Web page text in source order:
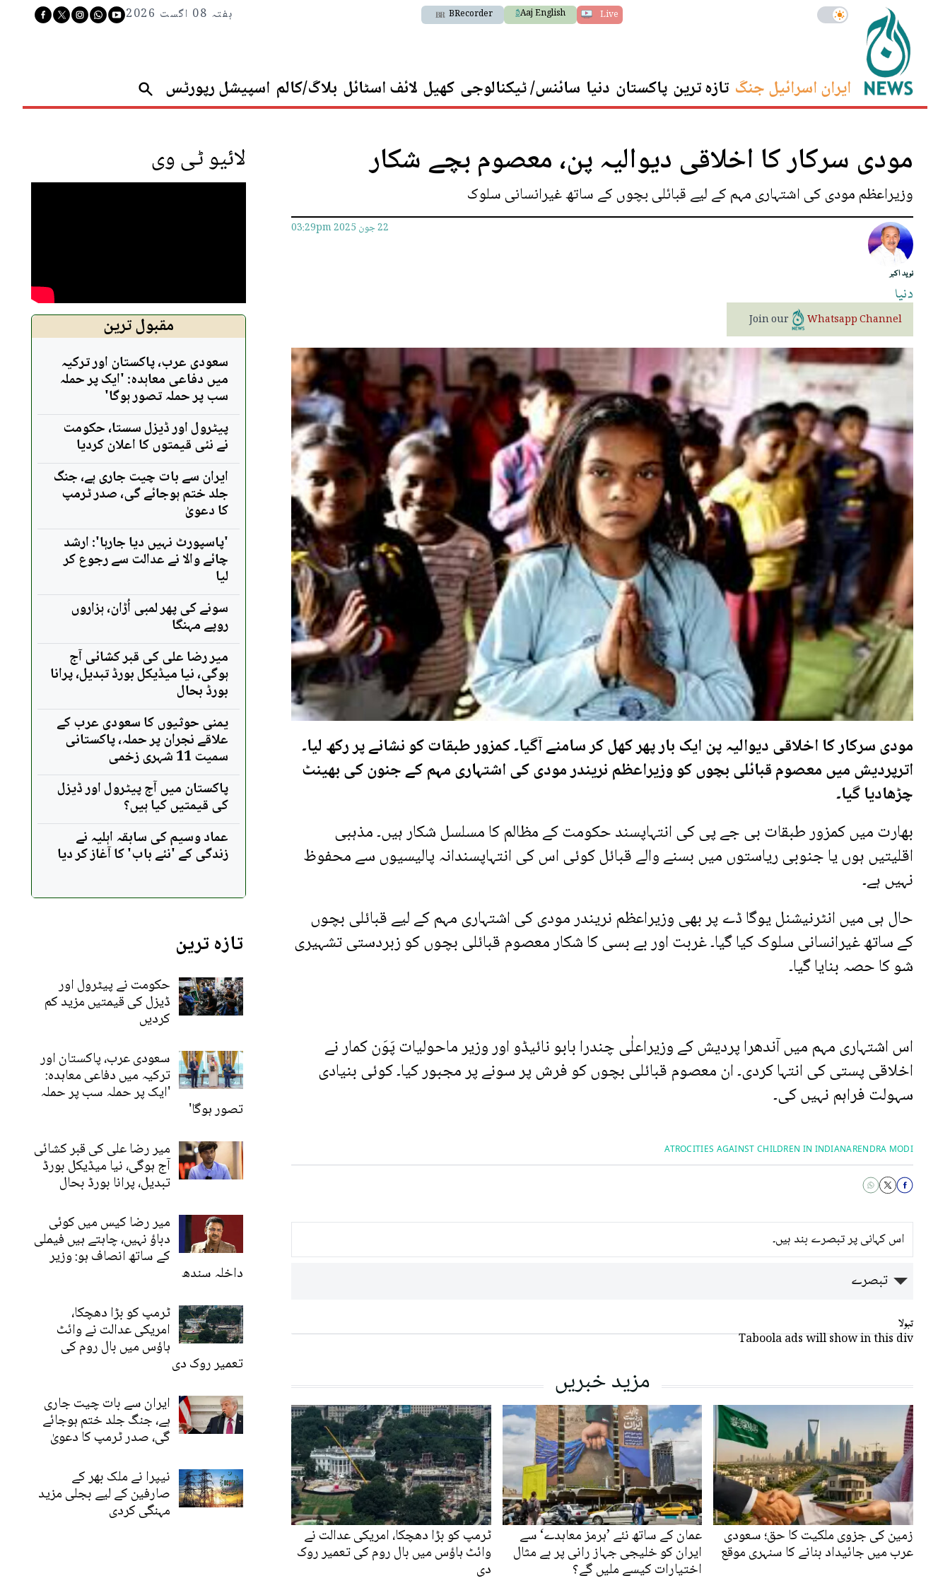
Live
Aaj English
BRecorder ہفتہ 08 اگست 2026
ایران اسرائیل جنگ تازہ ترین پاکستان دنیا سائنس/ ٹیکنالوجی کھیل لائف اسٹائل بلاگ/کالم اسپیشل رپورٹس
مودی سرکار کا اخلاقی دیوالیہ پن، معصوم بچے شکار
وزیراعظم مودی کی اشتہاری مہم کے لیے قبائلی بچوں کے ساتھ غیرانسانی سلوک
نوید اکبر
22 جون 2025 03:29pm
دنیا
Join our Whatsapp Channel
مودی سرکار کا اخلاقی دیوالیہ پن ایک بار پھر کھل کر سامنے آگیا۔ کمزور طبقات کو نشانے پر رکھ لیا۔
اترپردیش میں معصوم قبائلی بچوں کو وزیراعظم نریندر مودی کی اشتہاری مہم کے جنون کی بھینٹ
چڑھادیا گیا۔
بھارت میں کمزور طبقات بی جے پی کی انتہاپسند حکومت کے مظالم کا مسلسل شکار ہیں۔ مذہبی
اقلیتیں ہوں یا جنوبی ریاستوں میں بسنے والے قبائل کوئی اس کی انتہاپسندانہ پالیسیوں سے محفوظ
نہیں ہے۔
حال ہی میں انٹرنیشنل یوگا ڈے پر بھی وزیراعظم نریندر مودی کی اشتہاری مہم کے لیے قبائلی بچوں
کے ساتھ غیرانسانی سلوک کیا گیا۔ غربت اور بے بسی کا شکار معصوم قبائلی بچوں کو زبردستی تشہیری
شو کا حصہ بنایا گیا۔
اس اشتہاری مہم میں آندھرا پردیش کے وزیراعلٰی چندرا بابو نائیڈو اور وزیر ماحولیات پَوَن کمار نے
اخلاقی پستی کی انتہا کردی۔ ان معصوم قبائلی بچوں کو فرش پر سونے پر مجبور کیا۔ کوئی بنیادی
سہولت فراہم نہیں کی۔
NARENDRA MODI
ATROCITIES AGAINST CHILDREN IN INDIA
اس کہانی پر تبصرے بند ہیں۔
تبصرے
تبولا
Taboola ads will show in this div
مزید خبریں
زمین کی جزوی ملکیت کا حق؛ سعودی
عرب میں جائیداد بنانے کا سنہری موقع
عمان کے ساتھ نئے ’ہرمز معاہدے‘ سے
ایران کو خلیجی جہاز رانی پر بے مثال
اختیارات کیسے ملیں گے؟
ٹرمپ کو بڑا دھچکا، امریکی عدالت نے
وائٹ ہاؤس میں بال روم کی تعمیر روک
دی
لائیو ٹی وی
مقبول ترین
سعودی عرب، پاکستان اور ترکیہ
میں دفاعی معاہدہ: 'ایک پر حملہ
سب پر حملہ تصور ہوگا'
پیٹرول اور ڈیزل سستا، حکومت
نے نئی قیمتوں کا اعلان کردیا
ایران سے بات چیت جاری ہے، جنگ
جلد ختم ہوجائے گی، صدر ٹرمپ
کا دعویٰ
'پاسپورٹ نہیں دیا جارہا': ارشد
چائے والا نے عدالت سے رجوع کر
لیا
سونے کی پھر لمبی اُڑان، ہزاروں
روپے مہنگا
میر رضا علی کی قبر کشائی آج
ہوگی، نیا میڈیکل بورڈ تبدیل، پرانا
بورڈ بحال
یمنی حوثیوں کا سعودی عرب کے
علاقے نجران پر حملہ، پاکستانی
سمیت 11 شہری زخمی
پاکستان میں آج پیٹرول اور ڈیزل
کی قیمتیں کیا ہیں؟
عماد وسیم کی سابقہ اہلیہ نے
زندگی کے 'نئے باب' کا آغاز کر دیا
تازہ ترین
حکومت نے پیٹرول اور
ڈیزل کی قیمتیں مزید کم
کردیں
سعودی عرب، پاکستان اور
ترکیہ میں دفاعی معاہدہ:
'ایک پر حملہ سب پر حملہ
تصور ہوگا'
میر رضا علی کی قبر کشائی
آج ہوگی، نیا میڈیکل بورڈ
تبدیل، پرانا بورڈ بحال
میر رضا کیس میں کوئی
دباؤ نہیں، چاہتے ہیں فیملی
کے ساتھ انصاف ہو: وزیر
داخلہ سندھ
ٹرمپ کو بڑا دھچکا،
امریکی عدالت نے وائٹ
ہاؤس میں بال روم کی
تعمیر روک دی
ایران سے بات چیت جاری
ہے، جنگ جلد ختم ہوجائے
گی، صدر ٹرمپ کا دعویٰ
نیپرا نے ملک بھر کے
صارفین کے لیے بجلی مزید
مہنگی کردی